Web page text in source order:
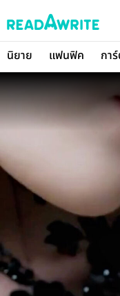
นิยาย แฟนฟิค กา